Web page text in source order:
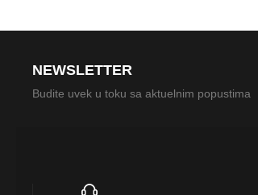
NEWSLETTER
Budite uvek u toku sa aktuelnim popustima